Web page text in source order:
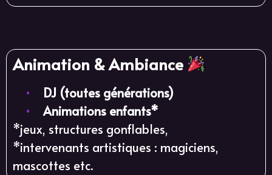
Animation & Ambiance
•
DJ (toutes générations)
•
Animations enfants*
*jeux, structures gonflables,
*intervenants artistiques : magiciens,
mascottes etc.